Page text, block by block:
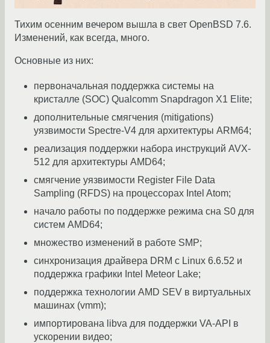
Тихим осенним вечером вышла в свет OpenBSD 7.6.
Изменений, как всегда, много.
Основные из них:
первоначальная поддержка системы на
кристалле (SOC) Qualcomm Snapdragon X1 Elite;
дополнительные смягчения (mitigations)
уязвимости Spectre-V4 для архитектуры ARM64;
реализация поддержки набора инструкций AVX-
512 для архитектуры AMD64;
смягчение уязвимости Register File Data
Sampling (RFDS) на процессорах Intel Atom;
начало работы по поддержке режима сна S0 для
систем AMD64;
множество изменений в работе SMP;
синхронизация драйвера DRM с Linux 6.6.52 и
поддержка графики Intel Meteor Lake;
поддержка технологии AMD SEV в виртуальных
машинах (vmm);
импортирована libva для поддержки VA-API в
ускорении видео;